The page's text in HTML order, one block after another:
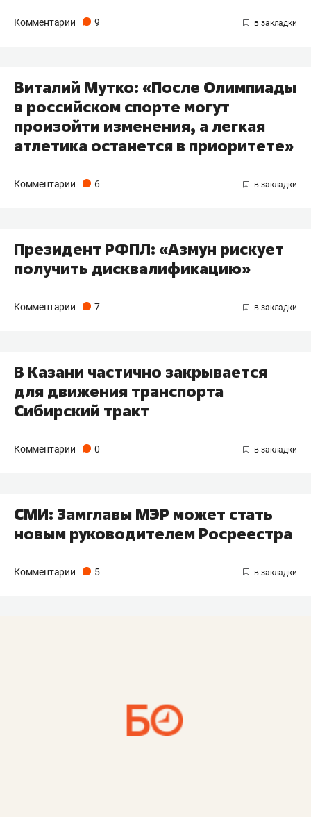
Комментарии 9
​Виталий Мутко: «После Олимпиады
в российском спорте могут
произойти изменения, а легкая
атлетика останется в приоритете»
Комментарии 6
Президент РФПЛ: «Азмун рискует
получить дисквалификацию»
Комментарии 7
В Казани частично закрывается
для движения транспорта
Сибирский тракт
Комментарии 0
СМИ: Замглавы МЭР может стать
новым руководителем Росреестра
Комментарии 5